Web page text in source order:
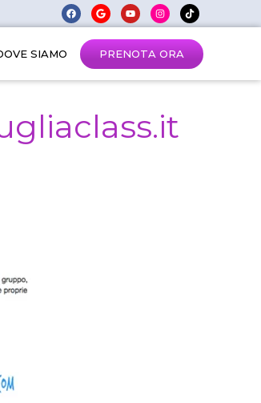
SIAMO PRENOTA ORA